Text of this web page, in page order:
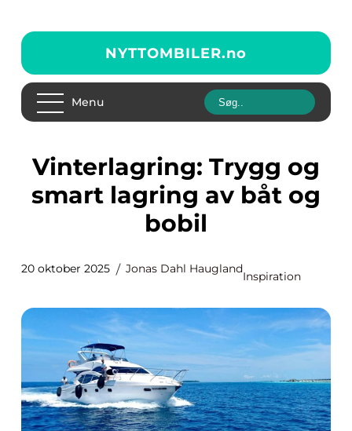
NYTTOMBILER.no
Menu
Vinterlagring: Trygg og
smart lagring av båt og
bobil
20 oktober 2025 Jonas Dahl Haugland
Inspiration